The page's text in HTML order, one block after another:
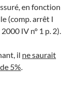
en fonction
(comp. arrêt I
IV n° 1 p. 2).
il ne saurait
5%